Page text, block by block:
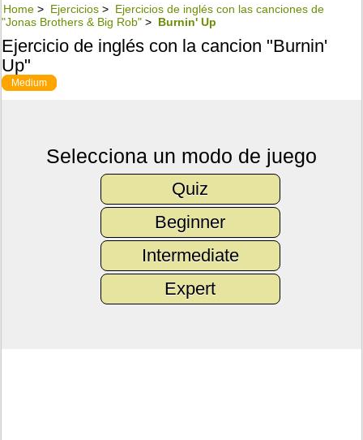
Home > Ejercicios > Ejercicios de inglés con las canciones de
"Jonas Brothers & Big Rob" > Burnin' Up
Ejercicio de inglés con la cancion "Burnin'
Up"
Medium
Selecciona un modo de juego
Quiz
Beginner
Intermediate
Expert